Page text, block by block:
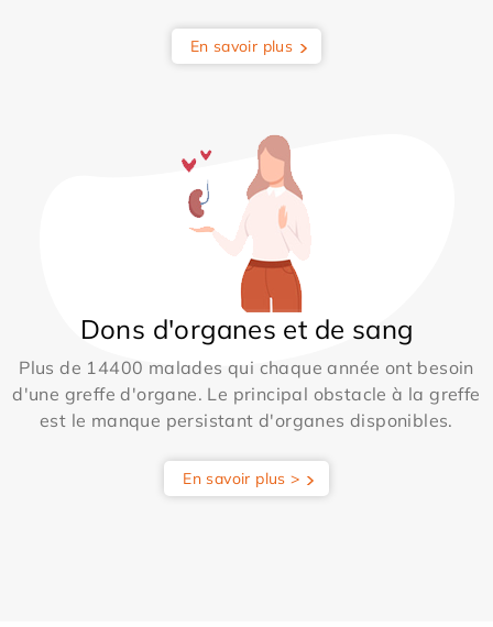
En savoir plus
Dons d'organes et de sang
Plus de 14400 malades qui chaque année ont besoin
d'une greffe d'organe. Le principal obstacle à la greffe
est le manque persistant d'organes disponibles.
En savoir plus >